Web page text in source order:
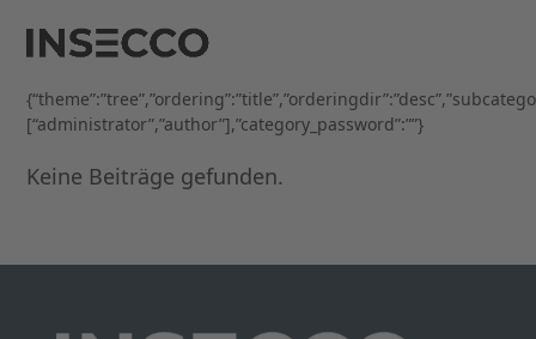
content
mobile
menu
mobile
menu
[“administrator”,”author”],”category_password”:””}
Keine Beiträge gefunden.